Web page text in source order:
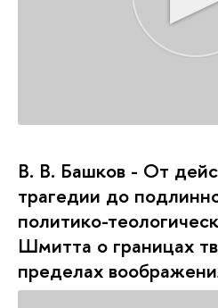
В. В. Башков - От
трагедии до
политико-
Шмитта о границах
пределах